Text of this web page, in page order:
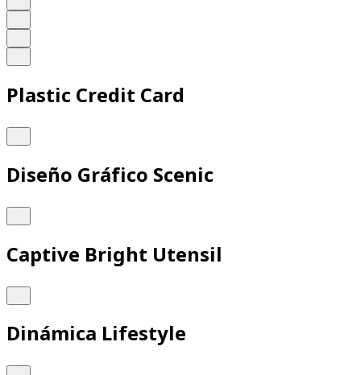
Plastic Credit Card
Diseño Gráfico Scenic
Captive Bright Utensil
Dinámica Lifestyle